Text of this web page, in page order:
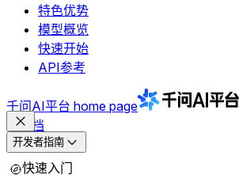
特色优势
模型概览
快速开始
API参考
千问AI平台 home page
文档
开发者指南
快速入门